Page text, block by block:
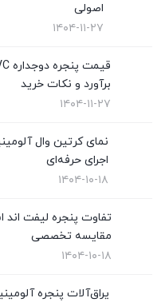
قیمت پنجره دوجداره UPVC
قیمت درب upvc(0)
نمای کرتین وال(4)
نمایندگی وین تک در تهران
اصولی
۱۴۰۴-۱۱-۲۷
برآورد و نکات خرید
۱۴۰۴-۱۱-۲۷
نمای کرتین وال
اجرای حرفه‌ای
۱۴۰۴-۱۰-۱۸
تفاوت پنجره لیفت اند
مقایسه تخصصی
۱۴۰۴-۱۰-۱۸
یراق‌آلات پنجره